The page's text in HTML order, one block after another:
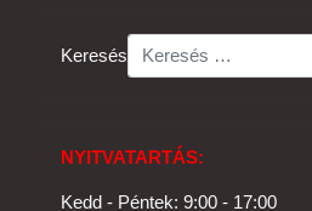
Keresés
NYITVATARTÁS:
Kedd - Péntek: 9:00 - 17:00